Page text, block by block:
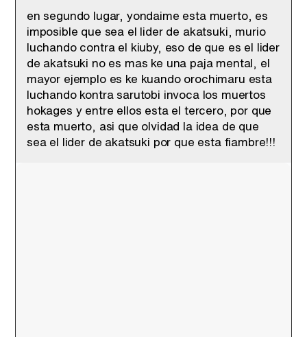
en segundo lugar, yondaime esta muerto, es
imposible que sea el lider de akatsuki, murio
luchando contra el kiuby, eso de que es el lider
de akatsuki no es mas ke una paja mental, el
mayor ejemplo es ke kuando orochimaru esta
luchando kontra sarutobi invoca los muertos
hokages y entre ellos esta el tercero, por que
esta muerto, asi que olvidad la idea de que
sea el lider de akatsuki por que esta fiambre!!!